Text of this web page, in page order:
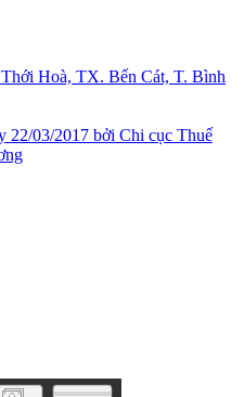
Hoà, TX. Bến Cát, T. Bình
22/03/2017 bởi Chi cục Thuế